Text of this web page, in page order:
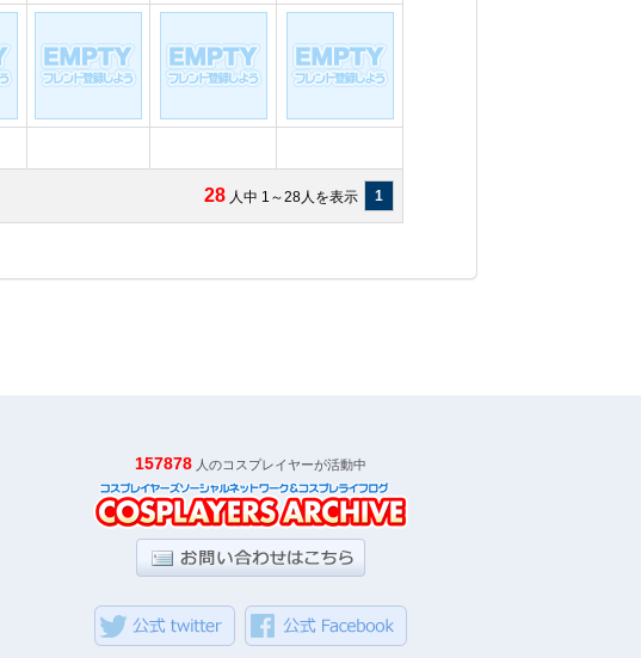
28 人中 1～28人を表示 1
157878 人のコスプレイヤーが活動中